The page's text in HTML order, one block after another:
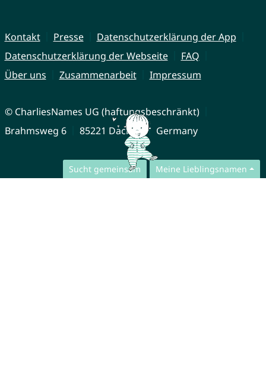
Sucht gemeinsam Meine Lieblingsnamen
Kontakt Presse
Datenschutzerklärung der App
Datenschutzerklärung der Webseite
FAQ
Über uns
Zusammenarbeit Impressum
© CharliesNames UG (haftungsbeschränkt)
Brahmsweg 6
85221 Dachau Germany